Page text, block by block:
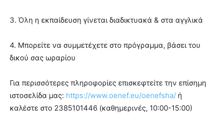
3. Όλη η εκπαίδευση γίνεται διαδικτυακά & στα αγγλικά
4. Μπορείτε να συμμετέχετε στο πρόγραμμα, βάσει του
δικού σας ωραρίου
Για περισσότερες πληροφορίες επισκεφτείτε την επίσημη
ιστοσελίδα μας: https://www.oenef.eu/oenefsha/ ή
καλέστε στο 2385101446 (καθημερινές, 10:00-15:00)